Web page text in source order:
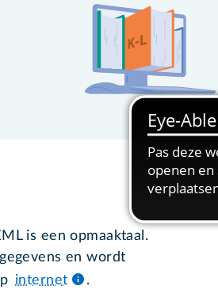
is een opmaaktaal.
en wordt
internet .